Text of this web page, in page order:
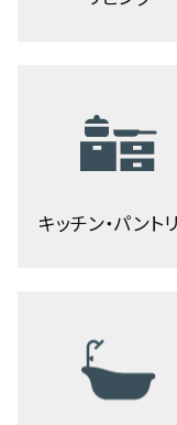
キッチン・パント